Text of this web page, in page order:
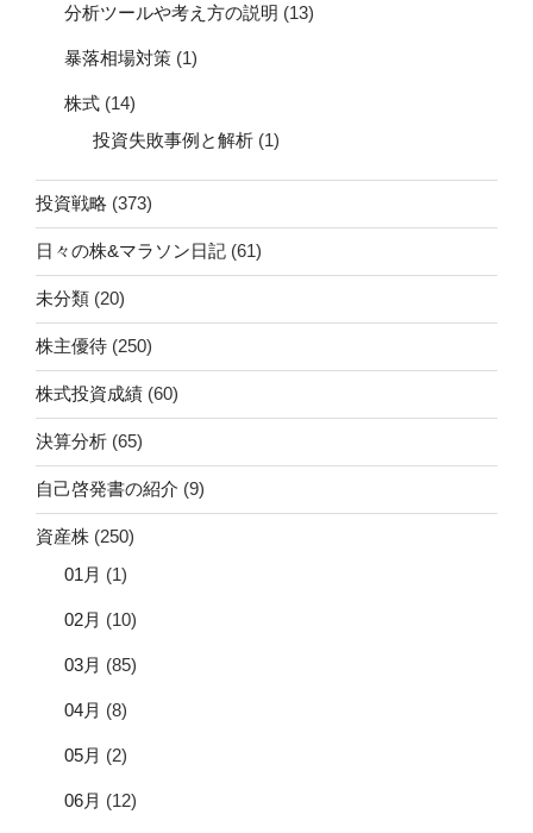
分析ツールや考え方の説明 (13)
暴落相場対策 (1)
株式 (14)
投資失敗事例と解析 (1)
投資戦略 (373)
日々の株&マラソン日記 (61)
未分類 (20)
株主優待 (250)
株式投資成績 (60)
決算分析 (65)
自己啓発書の紹介 (9)
資産株 (250)
01月 (1)
02月 (10)
03月 (85)
04月 (8)
05月 (2)
06月 (12)